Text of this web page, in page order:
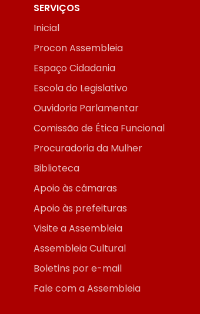
SERVIÇOS
Inicial
Procon Assembleia
Espaço Cidadania
Escola do Legislativo
Ouvidoria Parlamentar
Comissão de Ética Funcional
Procuradoria da Mulher
Biblioteca
Apoio às câmaras
Apoio às prefeituras
Visite a Assembleia
Assembleia Cultural
Boletins por e-mail
Fale com a Assembleia